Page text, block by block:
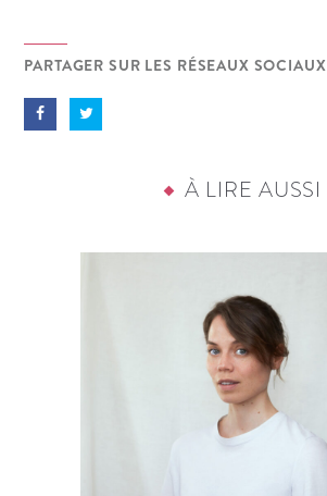
PARTAGER SUR LES RÉSEAUX SOCIAUX
À LIRE AUSSI